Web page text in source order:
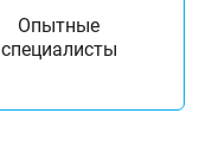
Опытные
специалисты